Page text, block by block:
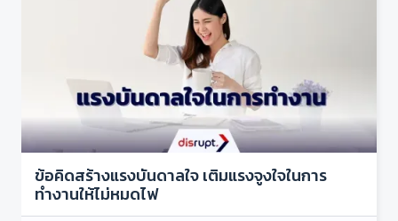
ข้อคิดสร้างแรงบันดาลใจ เติมแรงจูงใจในการ
ทำงานให้ไม่หมดไฟ